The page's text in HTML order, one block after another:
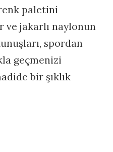
paletini
jakarlı naylonun
spordan
geçmenizi
bir şıklık